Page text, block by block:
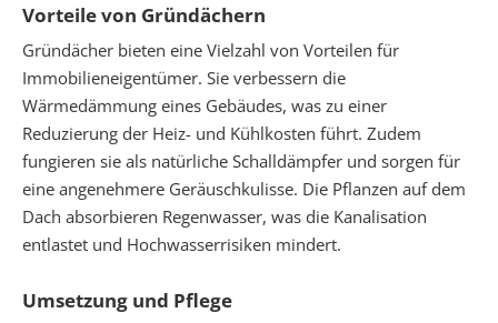
Vorteile von Gründächern
Gründächer bieten eine Vielzahl von Vorteilen für
Immobilieneigentümer. Sie verbessern die
Wärmedämmung eines Gebäudes, was zu einer
Reduzierung der Heiz- und Kühlkosten führt. Zudem
fungieren sie als natürliche Schalldämpfer und sorgen für
eine angenehmere Geräuschkulisse. Die Pflanzen auf dem
Dach absorbieren Regenwasser, was die Kanalisation
entlastet und Hochwasserrisiken mindert.
Umsetzung und Pflege